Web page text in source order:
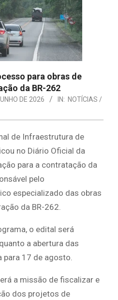
para obras de
da BR-262
DE 2026 IN: NOTÍCIAS /
de Infraestrutura de
no Diário Oficial da
para a contratação da
pelo
especializado das obras
da BR-262.
o edital será
a abertura das
para 17 de agosto.
a missão de fiscalizar e
dos projetos de